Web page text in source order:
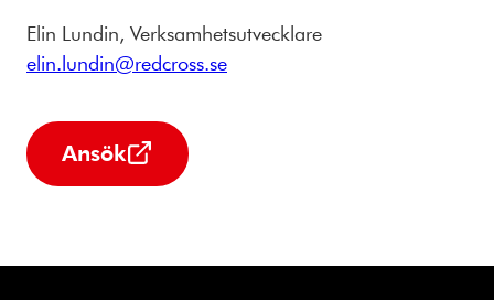
Elin Lundin, Verksamhetsutvecklare
elin.lundin@redcross.se
Ansök